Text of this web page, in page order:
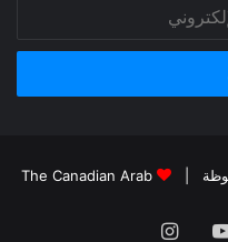
The Canadian Arab
يوتيوبانستقرام